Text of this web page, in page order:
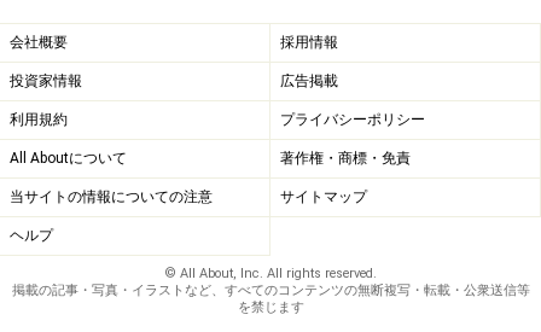
会社概要 採用情報
投資家情報 広告掲載
利用規約 プライバシーポリシー
All Aboutについて 著作権・商標・免責
当サイトの情報についての注意 サイトマップ
ヘルプ
© All About, Inc. All rights reserved.
掲載の記事・写真・イラストなど、すべてのコンテンツの無断複写・転載・公衆送信等
を禁じます